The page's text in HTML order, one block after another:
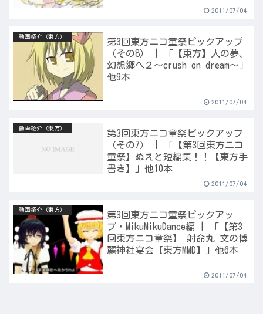
2011/07/04
動画紹介（東方）
第3回東方ニコ童祭ピックアップ
（その8） | 「【東方】人の夢、
幻想郷へ２～crush on dream～」
他9本
2011/07/04
動画紹介（東方）
第3回東方ニコ童祭ピックアップ
（その7） | 「【第3回東方ニコ
童祭】ぬえと短編集！！【東方手
書き】」他10本
2011/07/04
動画紹介（東方）
第3回東方ニコ童祭ピックアッ
プ・MikuMikuDance編 | 「【第3
回東方ニコ童祭】 射命丸 文の博
麗神社宴会【東方MMD】」他6本
2011/07/04